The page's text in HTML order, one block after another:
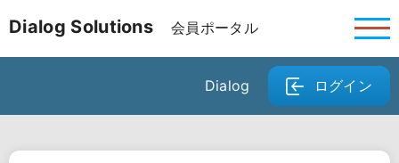
Dialog Solutions 会員ポータル
Dialog ログイン